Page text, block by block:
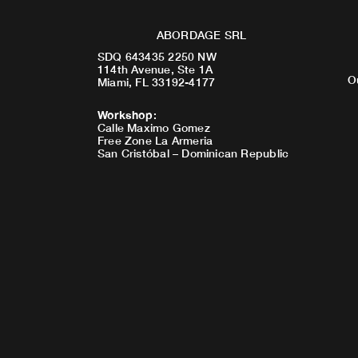
ABORDAGE SRL
SDQ 643435 2250 NW
114th Avenue, Ste 1A
Miami, FL 33192-4177
Workshop:
Calle Maximo Gomez
Free Zone La Armeria
San Cristóbal – Dominican Republic